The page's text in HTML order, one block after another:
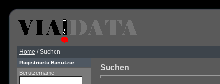
Home / Suchen
Registrierte Benutzer
Benutzername:
Suchen